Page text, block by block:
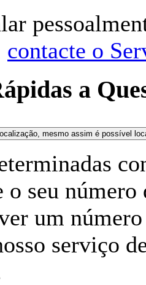
contacte o
a
mesmo assim é possível
o seu
um
serviço